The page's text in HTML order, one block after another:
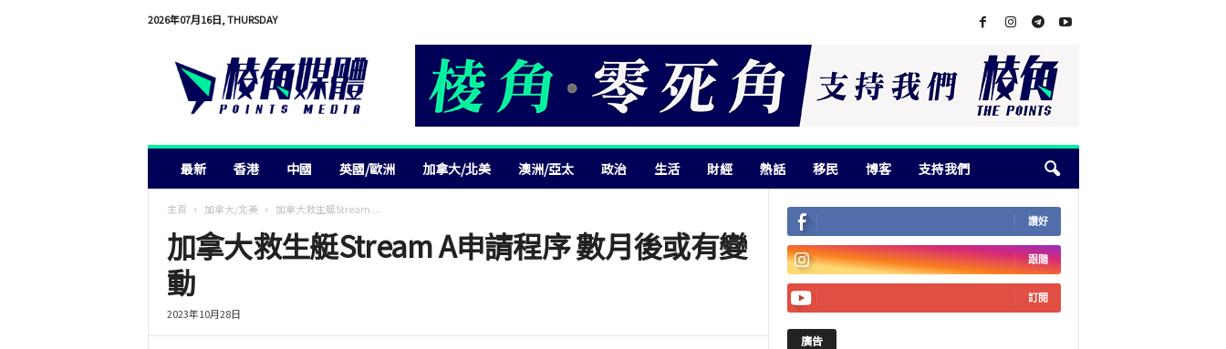
2026年07月16日, THURSDAY
最新 香港 中國 英國/歐洲 加拿大/北美 澳洲/亞太 政治 生活 財經 熱話 移民 博客 支持我們
主頁 加拿大/北美 加拿大救生艇Stream ...
加拿大救生艇Stream A申請程序 數月後或有變
動
2023年10月28日
讚好
跟隨
訂閱
廣告